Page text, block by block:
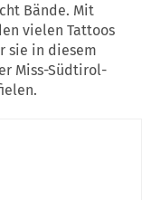
Bände. Mit
vielen Tattoos
sie in diesem
Miss-Südtirol-